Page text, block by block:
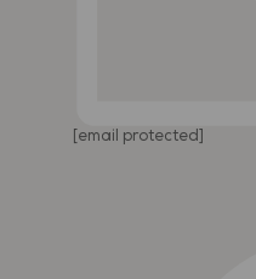
[email protected]